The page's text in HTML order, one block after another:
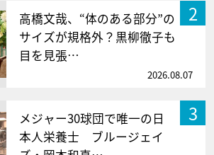
2
高橋文哉、“体のある部分”の
サイズが規格外？黒柳徹子も
目を見張…
2026.08.07
3
メジャー30球団で唯一の日
本人栄養士 ブルージェイ